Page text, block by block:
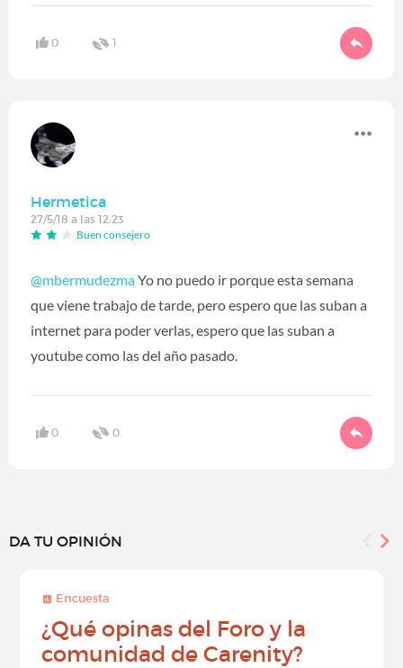
0 1
Hermetica
27/5/18 a las 12:23
Buen consejero
@mbermudezmaYo no puedo ir porque esta semana
que viene trabajo de tarde, pero espero que las suban a
internet para poder verlas, espero que las suban a
youtube como las del año pasado.
0 0
DA TU OPINIÓN
Encuesta
¿Qué opinas del Foro y la
comunidad de Carenity?